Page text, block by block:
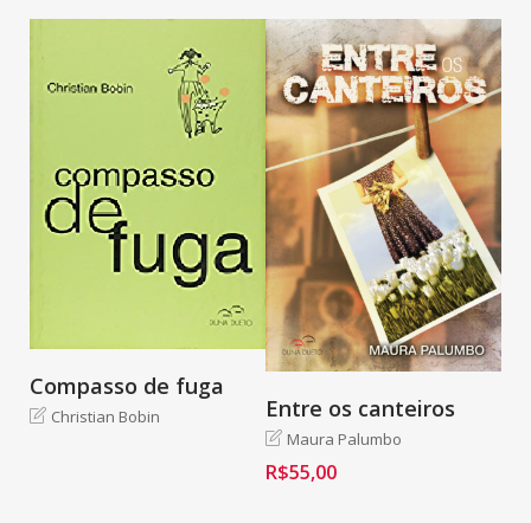
Compasso de fuga
Christian Bobin Entre os canteiros
Maura Palumbo
R$55,00